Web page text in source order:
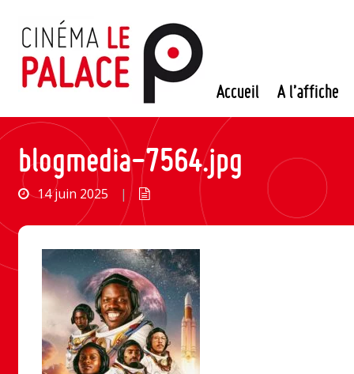
contenu
Accueil A l’affiche
blogmedia-7564.jpg
14 juin 2025 |